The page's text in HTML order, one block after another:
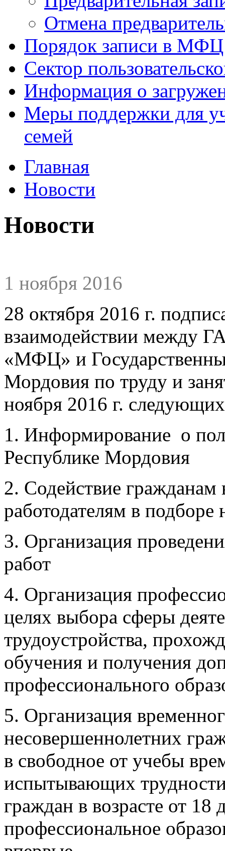
Отмена
Порядок записи в МФЦ
Сектор
Информация о
Меры поддержки для
семей
Главная
Новости
Новости
1 ноября 2016
28 октября 2016 г.
взаимодействии между
«МФЦ» и
Мордовия по труду и
ноября 2016 г.
1. Информирование о
Республике Мордовия
2. Содействие
работодателям в
3. Организация
работ
4. Организация
целях выбора сферы
трудоустройства,
обучения и получения
профессионального
5. Организация
несовершеннолетних
в свободное от учебы
испытывающих
граждан в возрасте от
профессиональное